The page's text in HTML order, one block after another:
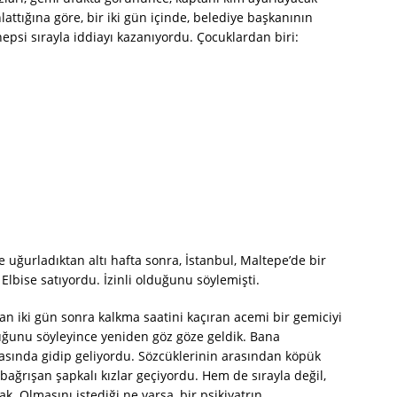
göre, bir iki gün içinde, belediye başkanının
sırayla iddiayı kazanıyordu. Çocuklardan biri:
uğurladıktan altı hafta sonra, İstanbul, Maltepe’de bir
satıyordu. İzinli olduğunu söylemişti.
iki gün sonra kalkma saatini kaçıran acemi bir gemiciyi
söyleyince yeniden göz göze geldik. Bana
gidip geliyordu. Sözcüklerinin arasından köpük
şapkalı kızlar geçiyordu. Hem de sırayla değil,